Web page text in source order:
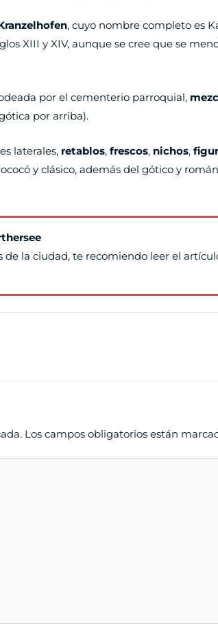
, cuyo nombre completo es
XIII y XIV, aunque se cree que se
por el cementerio parroquial,
por arriba).
laterales, retablos, frescos, nichos,
y clásico, además del gótico y
la ciudad, te recomiendo leer el
Los campos obligatorios están